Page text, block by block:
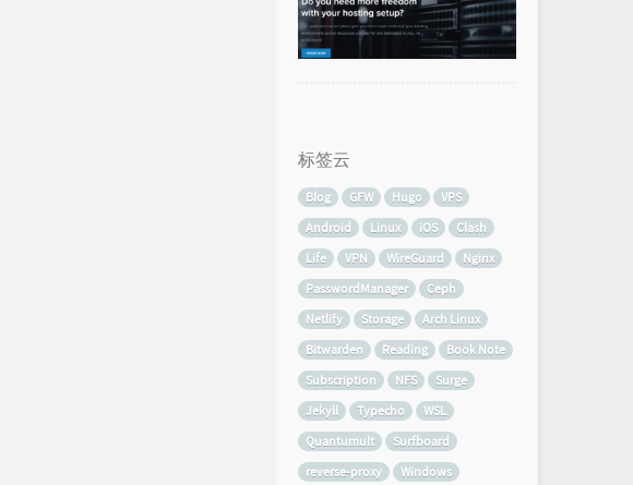
标签云
Blog GFW Hugo
VPS
Android
Linux iOS
Clash
Life
VPN WireGuard
Nginx
PasswordManager
Ceph
Netlify
Storage
Arch Linux
Bitwarden
Reading
Book Note
Subscription
NFS
Surge
Jekyll
Typecho
WSL
Quantumult
Surfboard
reverse-proxy
Windows